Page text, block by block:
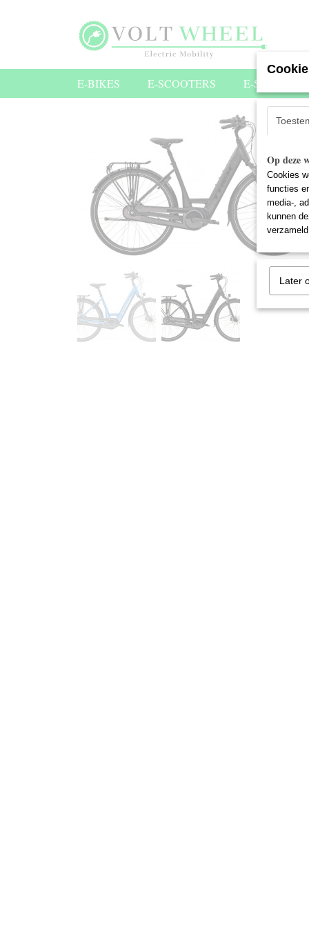
E-BIKES E-SCOOTERS E-STEPS
Op deze
Cookies
functies
media-,
kunnen
Later